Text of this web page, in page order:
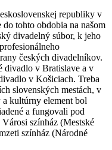
republiky v
tohto obdobia na našom
divadelný súbor, k jeho
českých divadelníkov.
divadlo v Bratislave a v
v Košiciach. Treba
slovenských mestách, v
kultúrny element bol
a fungovali pod
színház (Mestské
színház (Národné